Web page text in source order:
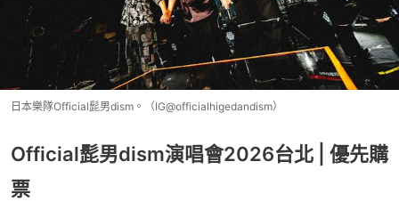
日本樂隊Official髭男dism。（IG@officialhigedandism）
Official髭男dism演唱會2026台北 | 優先購
票